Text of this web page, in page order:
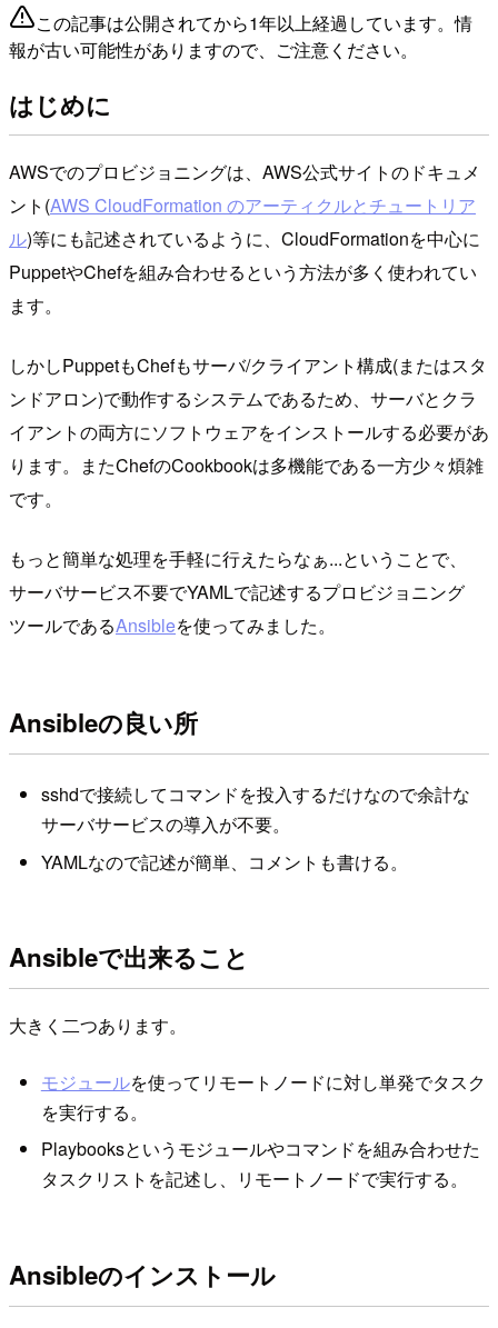
この記事は公開されてから1年以上経過しています。情
報が古い可能性がありますので、ご注意ください。
はじめに
AWSでのプロビジョニングは、AWS公式サイトのドキュメ
ント(AWS CloudFormation のアーティクルとチュートリア
ル)等にも記述されているように、CloudFormationを中心に
PuppetやChefを組み合わせるという方法が多く使われてい
ます。
しかしPuppetもChefもサーバ/クライアント構成(またはスタ
ンドアロン)で動作するシステムであるため、サーバとクラ
イアントの両方にソフトウェアをインストールする必要があ
ります。またChefのCookbookは多機能である一方少々煩雑
です。
もっと簡単な処理を手軽に行えたらなぁ...ということで、
サーバサービス不要でYAMLで記述するプロビジョニング
ツールであるAnsibleを使ってみました。
Ansibleの良い所
sshdで接続してコマンドを投入するだけなので余計な
サーバサービスの導入が不要。
YAMLなので記述が簡単、コメントも書ける。
Ansibleで出来ること
大きく二つあります。
モジュールを使ってリモートノードに対し単発でタスク
を実行する。
Playbooksというモジュールやコマンドを組み合わせた
タスクリストを記述し、リモートノードで実行する。
Ansibleのインストール